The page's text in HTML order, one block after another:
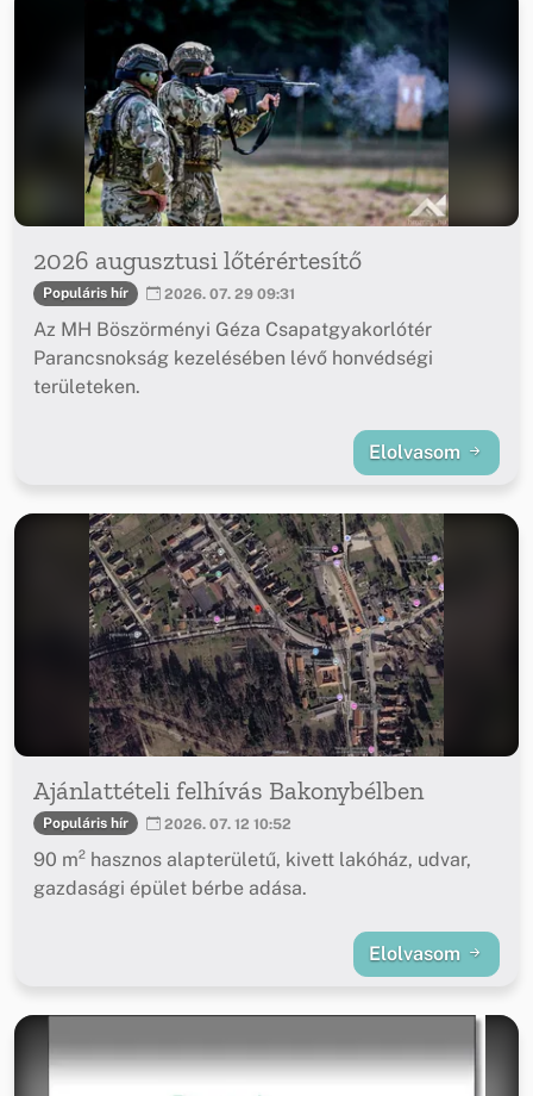
2026 augusztusi lőtérértesítő
Populáris hír 2026. 07. 29 09:31
Az MH Böszörményi Géza Csapatgyakorlótér
Parancsnokság kezelésében lévő honvédségi
területeken.
Elolvasom
Ajánlattételi felhívás Bakonybélben
Populáris hír 2026. 07. 12 10:52
90 m² hasznos alapterületű, kivett lakóház, udvar,
gazdasági épület bérbe adása.
Elolvasom